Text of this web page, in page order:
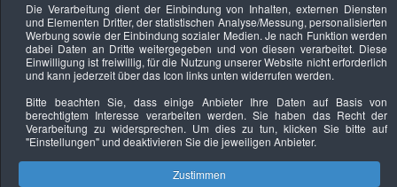
17. Juli
Keine Events an diesem Datum
Freitag
18. Juli
Keine Events an diesem Datum
Samstag
Sonntag
20. Juli
Keine Events an diesem Datum
Die Verarbeitung dient der Einbindung von Inhalten, externen Diensten
und Elementen Dritter, der statistischen Analyse/Messung, personalisierten
Werbung sowie der Einbindung sozialer Medien. Je nach Funktion werden
dabei Daten an Dritte weitergegeben und von diesen verarbeitet. Diese
Einwilligung ist freiwillig, für die Nutzung unserer Website nicht erforderlich
und kann jederzeit über das Icon links unten widerrufen werden.
Bitte beachten Sie, dass einige Anbieter Ihre Daten auf Basis von
berechtigtem Interesse verarbeiten werden. Sie haben das Recht der
Verarbeitung zu widersprechen. Um dies zu tun, klicken Sie bitte auf
"Einstellungen"und deaktivieren Sie die jeweiligen Anbieter.
Zustimmen